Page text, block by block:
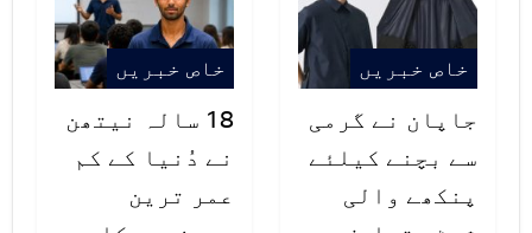
اور اسے اس وحشیانہ طریقے سے تشدد
کا نشانہ بنایا کہ اس کی کئی ہڈیاں
ٹوٹ گئیں۔ خاتون نے ہیلپ لائن 181پر
کال کی اور اسے آرتھوپیڈک سرجن کے
پاس پہنچایا گیا۔
خاص خبریں
جاپان نے گرمی
سے بچنے کیلئے
پنکھے والی
خاص خبریں
18 سالہ نیتھن
نے دُنیا کے کم
عمر ترین